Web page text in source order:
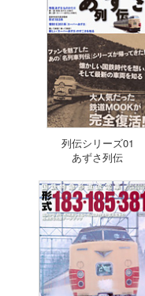
列伝シリーズ01
あずさ列伝